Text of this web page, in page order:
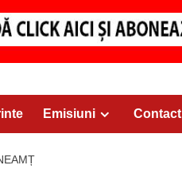
Emisiuni Contact